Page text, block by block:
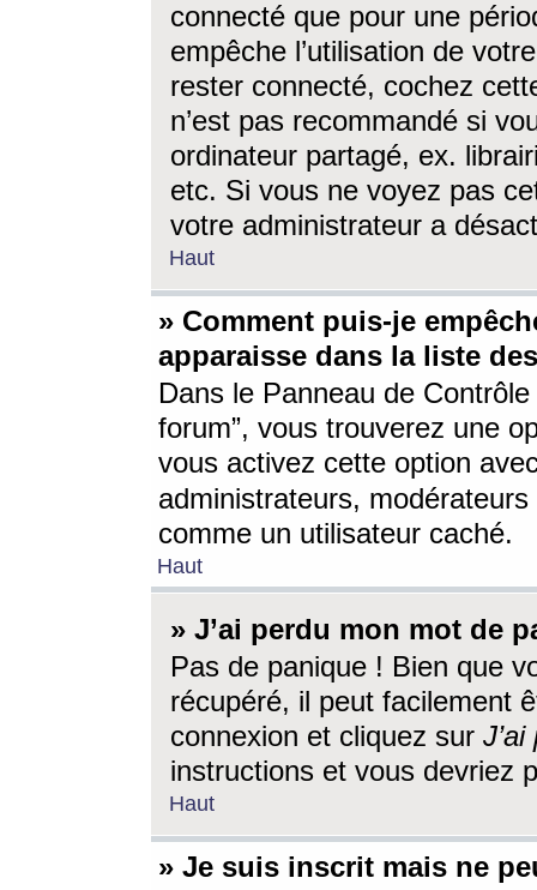
connecté que pour une
empêche l’utilisation de
rester connecté, cochez
n’est pas recommandé si
ordinateur partagé, ex.
etc. Si vous ne voyez pas
votre administrateur a
Haut
» Comment puis-je
apparaisse dans la liste
Dans le Panneau de
forum”, vous trouverez une
vous activez cette option
administrateurs,
comme un utilisateur caché.
Haut
» J’ai perdu mon mot de
Pas de panique ! Bien que
récupéré, il peut facilement
connexion et cliquez sur
instructions et vous devriez
Haut
» Je suis inscrit mais ne